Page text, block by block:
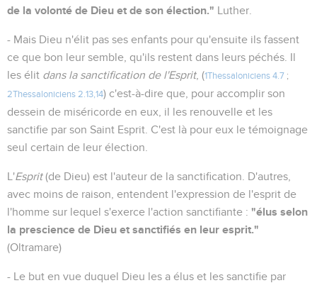
de la volonté de Dieu et de son élection." Luther.
- Mais Dieu n'élit pas ses enfants pour qu'ensuite ils fassent
ce que bon leur semble, qu'ils restent dans leurs péchés. Il
les élit dans la sanctification de l'Esprit, (1Thessaloniciens 4.7 ;
2Thessaloniciens 2.13,14) c'est-à-dire que, pour accomplir son
dessein de miséricorde en eux, il les renouvelle et les
sanctifie par son Saint Esprit. C'est là pour eux le témoignage
seul certain de leur élection.
L'Esprit(de Dieu) est l'auteur de la sanctification. D'autres,
avec moins de raison, entendent l'expression de l'esprit de
l'homme sur lequel s'exerce l'action sanctifiante : "élus selon
la prescience de Dieu et sanctifiés en leur esprit."
(Oltramare)
- Le but en vue duquel Dieu les a élus et les sanctifie par